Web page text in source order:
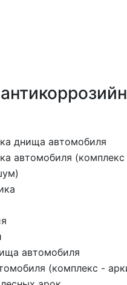
днища автомобиля
автомобиля
автомобиля
(комплекс -